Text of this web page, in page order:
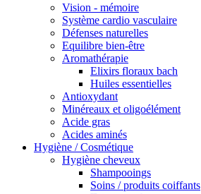
Vision - mémoire
Système cardio vasculaire
Défenses naturelles
Equilibre bien-être
Aromathérapie
Elixirs floraux bach
Huiles essentielles
Antioxydant
Minéreaux et oligoélément
Acide gras
Acides aminés
Hygiène / Cosmétique
Hygiène cheveux
Shampooings
Soins / produits coiffants